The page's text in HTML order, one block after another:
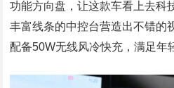
功能方向盘，让这款车看上去科
丰富线条的中控台营造出不错的
配备50W无线风冷快充，满足年